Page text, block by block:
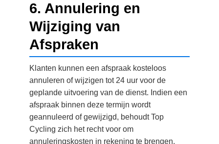
6. Annulering en
Wijziging van
Afspraken
Klanten kunnen een afspraak kosteloos
annuleren of wijzigen tot 24 uur voor de
geplande uitvoering van de dienst. Indien een
afspraak binnen deze termijn wordt
geannuleerd of gewijzigd, behoudt Top
Cycling zich het recht voor om
annuleringskosten in rekening te brengen,